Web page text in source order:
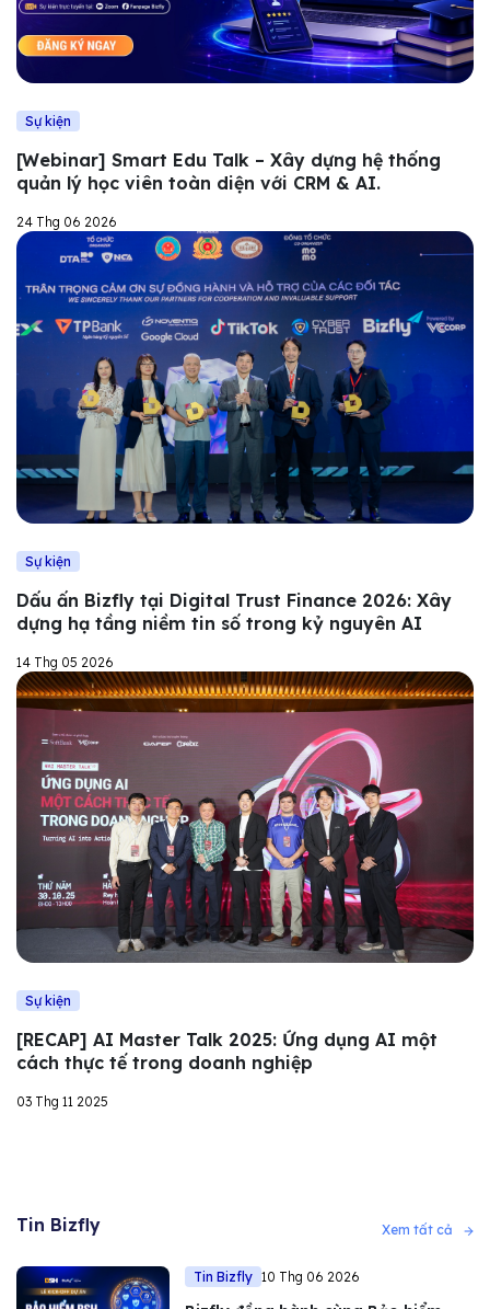
Sự kiện
[Webinar] Smart Edu Talk – Xây dựng hệ thống
quản lý học viên toàn diện với CRM & AI.
24 Thg 06 2026
Sự kiện
Dấu ấn Bizfly tại Digital Trust Finance 2026: Xây
dựng hạ tầng niềm tin số trong kỷ nguyên AI
14 Thg 05 2026
Sự kiện
[RECAP] AI Master Talk 2025: Ứng dụng AI một
cách thực tế trong doanh nghiệp
03 Thg 11 2025
Tin Bizfly Xem tất cả
Tin Bizfly 10 Thg 06 2026